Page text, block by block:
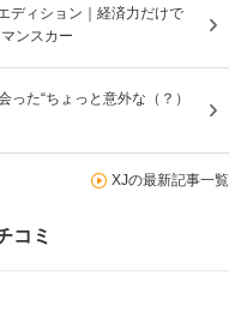
ディション｜経済力だけで
ンスカー
った“ちょっと意外な（？）
XJの最新記事一覧
コミ